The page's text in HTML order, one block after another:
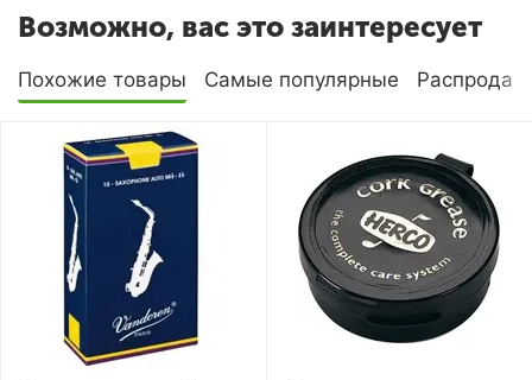
Возможно, вас это заинтересует
Похожие товары Самые популярные